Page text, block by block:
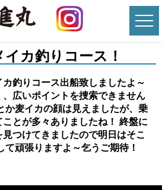
カ釣りコース！
釣りコース出船致しましたよ～
広いポイントを捜索できません
か麦イカの顔は見えましたが、乗
とが多々ありましたね！ 終盤に
つけてきましたので明日はそこ
て頑張りますよ～乞うご期待！